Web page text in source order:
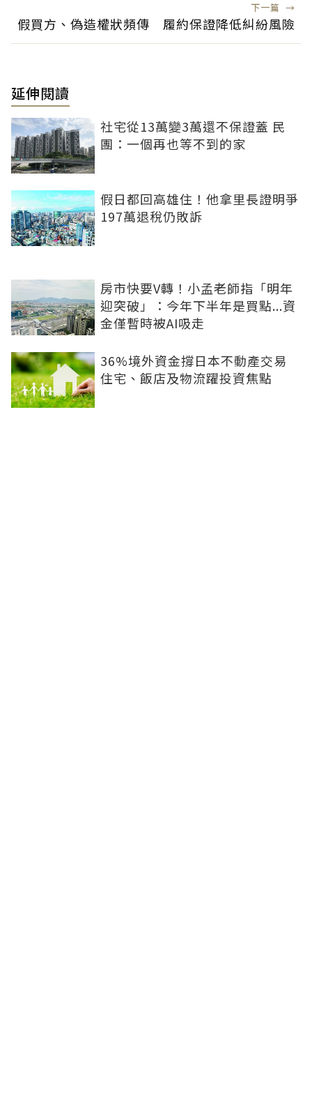
下一篇 →
假買方、偽造權狀頻傳 履約保證降低糾紛風險
延伸閱讀
社宅從13萬變3萬還不保證蓋 民
團：一個再也等不到的家
假日都回高雄住！他拿里長證明爭
197萬退稅仍敗訴
房市快要V轉！小孟老師指「明年
迎突破」：今年下半年是買點...資
金僅暫時被AI吸走
36%境外資金撐日本不動產交易
住宅、飯店及物流躍投資焦點